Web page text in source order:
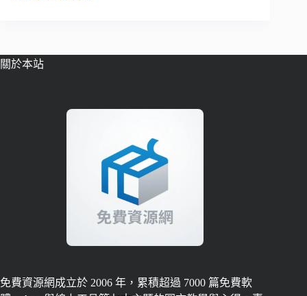
關於本站
免費資源網成立於 2006 年，累積超過 7000 篇免費軟